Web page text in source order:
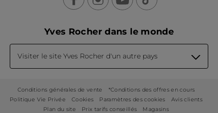
Yves Rocher dans le monde
Visiter le site Yves Rocher d'un autre pays
Conditions générales de vente
*Conditions des offres en cours
Politique Vie Privée
Cookies Paramètres des cookies
Avis clients
Plan du site
Prix tarifs conseillés Magasins